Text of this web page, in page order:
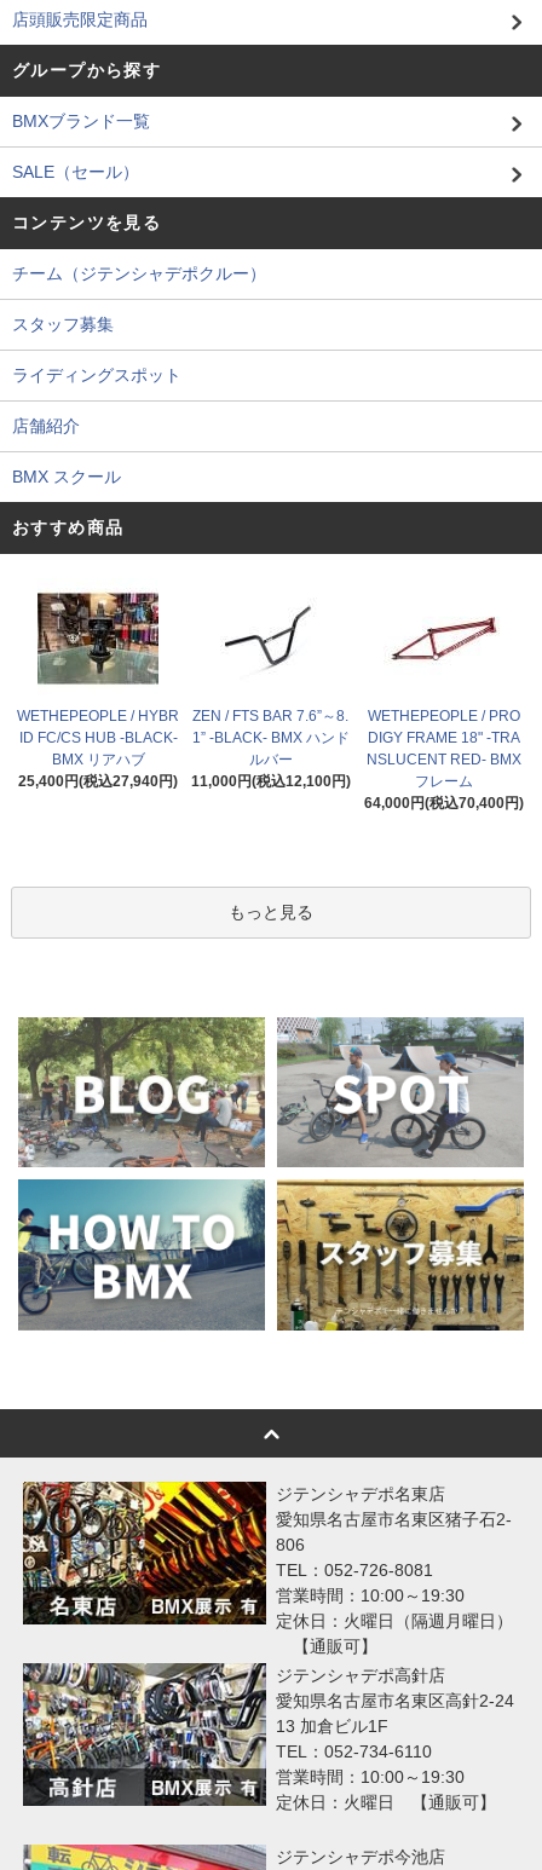
店頭販売限定商品
グループから探す
BMXブランド一覧
SALE（セール）
コンテンツを見る
チーム（ジテンシャデポクルー）
スタッフ募集
ライディングスポット
店舗紹介
BMX スクール
おすすめ商品
WETHEPEOPLE / HYBR
ID FC/CS HUB -BLACK-
BMX リアハブ
25,400円(税込27,940円)
ZEN / FTS BAR 7.6”～8.
1” -BLACK- BMX ハンド
ルバー
11,000円(税込12,100円)
WETHEPEOPLE / PRO
DIGY FRAME 18" -TRA
NSLUCENT RED- BMX
フレーム
64,000円(税込70,400円)
もっと見る
ジテンシャデポ名東店
愛知県名古屋市名東区猪子石2-
806
TEL：052-726-8081
営業時間：10:00～19:30
定休日：火曜日（隔週月曜日）
【通販可】
ジテンシャデポ高針店
愛知県名古屋市名東区高針2-24
13 加倉ビル1F
TEL：052-734-6110
営業時間：10:00～19:30
定休日：火曜日 【通販可】
ジテンシャデポ今池店